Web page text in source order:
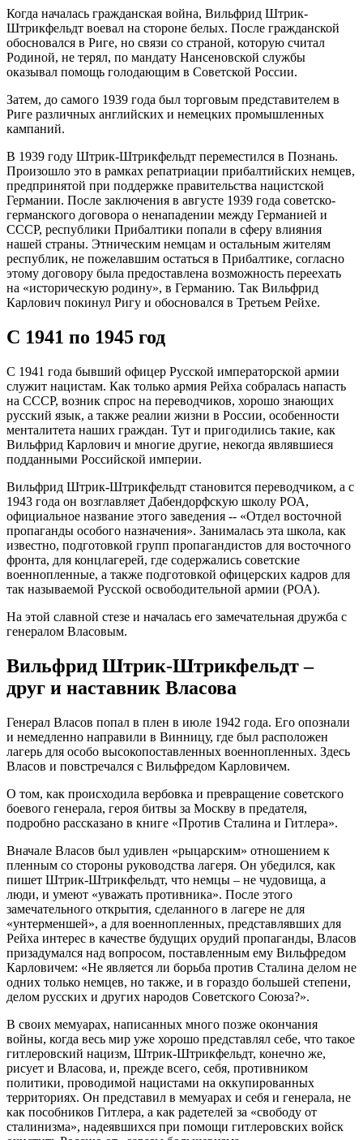
Когда началась гражданская война, Вильфрид Штрик-
Штрикфельдт воевал на стороне белых. После гражданской
обосновался в Риге, но связи со страной, которую считал
Родиной, не терял, по мандату Нансеновской службы
оказывал помощь голодающим в Советской России.
Затем, до самого 1939 года был торговым представителем в
Риге различных английских и немецких промышленных
кампаний.
В 1939 году Штрик-Штрикфельдт переместился в Познань.
Произошло это в рамках репатриации прибалтийских немцев,
предпринятой при поддержке правительства нацистской
Германии. После заключения в августе 1939 года советско-
германского договора о ненападении между Германией и
СССР, республики Прибалтики попали в сферу влияния
нашей страны. Этническим немцам и остальным жителям
республик, не пожелавшим остаться в Прибалтике, согласно
этому договору была предоставлена возможность переехать
на «историческую родину», в Германию. Так Вильфрид
Карлович покинул Ригу и обосновался в Третьем Рейхе.
С 1941 по 1945 год
С 1941 года бывший офицер Русской императорской армии
служит нацистам. Как только армия Рейха собралась напасть
на СССР, возник спрос на переводчиков, хорошо знающих
русский язык, а также реалии жизни в России, особенности
менталитета наших граждан. Тут и пригодились такие, как
Вильфрид Карлович и многие другие, некогда являвшиеся
подданными Российской империи.
Вильфрид Штрик-Штрикфельдт становится переводчиком, а с
1943 года он возглавляет Дабендорфскую школу РОА,
официальное название этого заведения -- «Отдел восточной
пропаганды особого назначения». Занималась эта школа, как
известно, подготовкой групп пропагандистов для восточного
фронта, для концлагерей, где содержались советские
военнопленные, а также подготовкой офицерских кадров для
так называемой Русской освободительной армии (РОА).
На этой славной стезе и началась его замечательная дружба с
генералом Власовым.
Вильфрид Штрик-Штрикфельдт –
друг и наставник Власова
Генерал Власов попал в плен в июле 1942 года. Его опознали
и немедленно направили в Винницу, где был расположен
лагерь для особо высокопоставленных военнопленных. Здесь
Власов и повстречался с Вильфредом Карловичем.
О том, как происходила вербовка и превращение советского
боевого генерала, героя битвы за Москву в предателя,
подробно рассказано в книге «Против Сталина и Гитлера».
Вначале Власов был удивлен «рыцарским» отношением к
пленным со стороны руководства лагеря. Он убедился, как
пишет Штрик-Штрикфельдт, что немцы – не чудовища, а
люди, и умеют «уважать противника». После этого
замечательного открытия, сделанного в лагере не для
«унтерменшей», а для военнопленных, представлявших для
Рейха интерес в качестве будущих орудий пропаганды, Власов
призадумался над вопросом, поставленным ему Вильфредом
Карловичем: «Не является ли борьба против Сталина делом не
одних только немцев, но также, и в гораздо большей степени,
делом русских и других народов Советского Союза?».
В своих мемуарах, написанных много позже окончания
войны, когда весь мир уже хорошо представлял себе, что такое
гитлеровский нацизм, Штрик-Штрикфельдт, конечно же,
рисует и Власова, и, прежде всего, себя, противником
политики, проводимой нацистами на оккупированных
территориях. Он представил в мемуарах и себя и генерала, не
как пособников Гитлера, а как радетелей за «свободу от
сталинизма», надеявшихся при помощи гитлеровских войск